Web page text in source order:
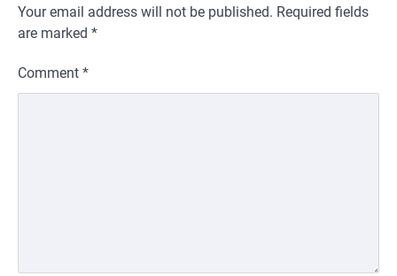
Your email address will not be published. Required fields
are marked *
Comment *